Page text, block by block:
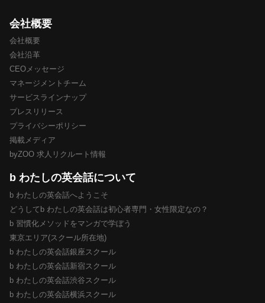
会社概要
会社概要
会社沿革
CEOメッセージ
マネージメントチーム
サービスラインナップ
プレスリリース
プライバシーポリシー
掲載メディア
byZOO 求人リクルート情報
b わたしの英会話について
b わたしの英会話へようこそ
どうしてb わたしの英会話は初心者専門・女性限定なの？
b 習慣化メソッドをマンガで学ぼう
東京エリア(スクール所在地)
b わたしの英会話銀座スクール
b わたしの英会話新宿スクール
b わたしの英会話渋谷スクール
b わたしの英会話横浜スクール